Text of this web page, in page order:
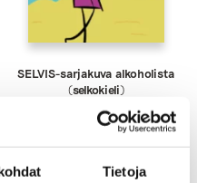
Tietoja
SELVIS-sarjakuva alkoholista
(selkokieli)